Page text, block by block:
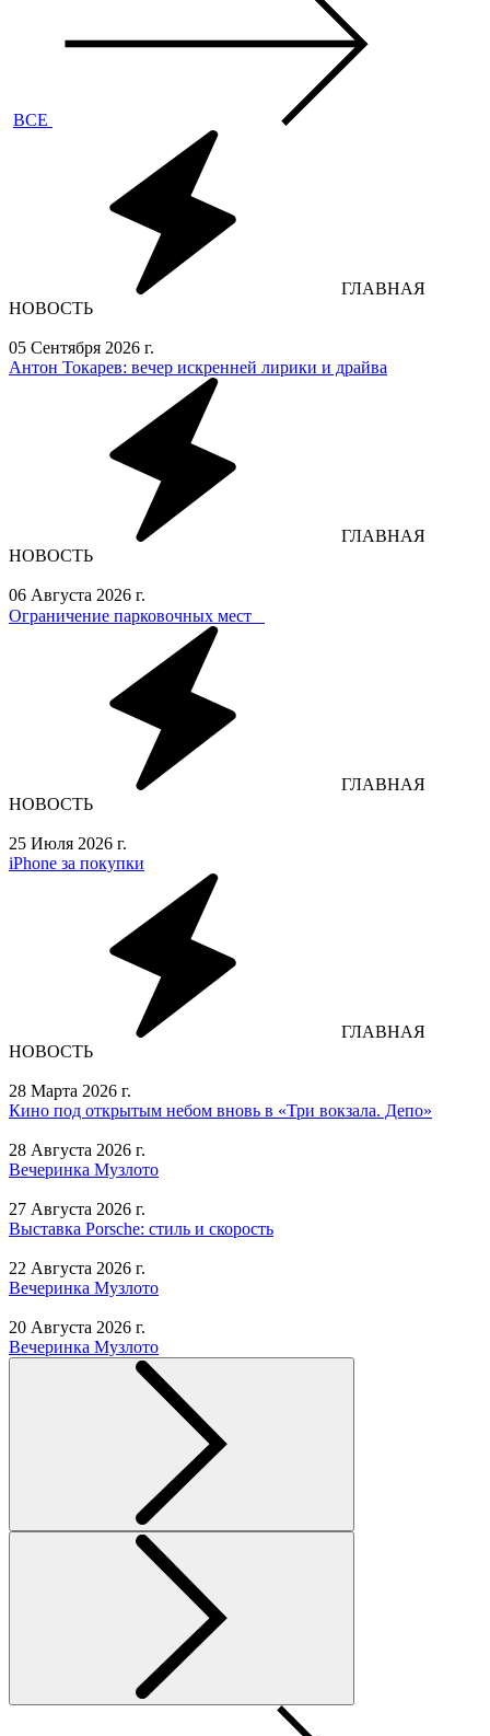
ВСЕ
ГЛАВНАЯ
НОВОСТЬ
05 Сентября 2026 г.
Антон Токарев: вечер искренней лирики и драйва
ГЛАВНАЯ
НОВОСТЬ
06 Августа 2026 г.
Ограничение парковочных мест⁣⁣⠀
ГЛАВНАЯ
НОВОСТЬ
25 Июля 2026 г.
iPhone за покупки
ГЛАВНАЯ
НОВОСТЬ
28 Марта 2026 г.
Кино под открытым небом вновь в «Три вокзала. Депо»
28 Августа 2026 г.
Вечеринка Музлото
27 Августа 2026 г.
Выставка Porsche: стиль и скорость
22 Августа 2026 г.
Вечеринка Музлото
20 Августа 2026 г.
Вечеринка Музлото